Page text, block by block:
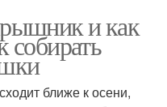
и как
собирать
ближе к осени,